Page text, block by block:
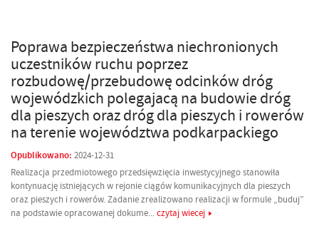
Poprawa bezpieczeństwa niechronionych
uczestników ruchu poprzez
rozbudowę/przebudowę odcinków dróg
wojewódzkich polegajacą na budowie dróg
dla pieszych oraz dróg dla pieszych i rowerów
na terenie województwa podkarpackiego
Opublikowano: 2024-12-31
Realizacja przedmiotowego przedsięwzięcia inwestycyjnego stanowiła
kontynuację istniejących w rejonie ciągów komunikacyjnych dla pieszych
oraz pieszych i rowerów. Zadanie zrealizowano realizacji w formule „buduj”
na podstawie opracowanej dokume...czytaj wiecej